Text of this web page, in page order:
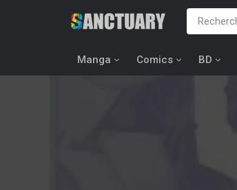
Manga Comics BD